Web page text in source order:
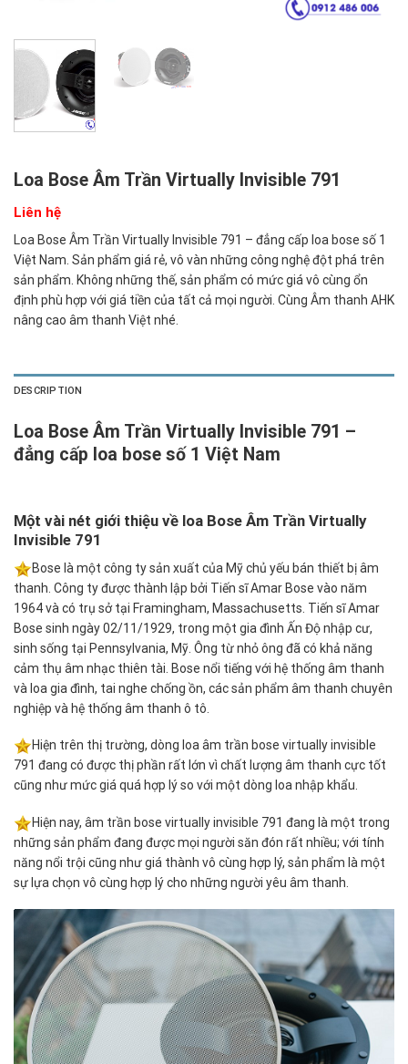
Loa Bose Âm Trần Virtually Invisible 791
Liên hệ
Loa Bose Âm Trần Virtually Invisible 791 – đẳng cấp loa bose số 1
Việt Nam. Sản phẩm giá rẻ, vô vàn những công nghệ đột phá trên
sản phẩm. Không những thế, sản phẩm có mức giá vô cùng ổn
định phù hợp với giá tiền của tất cả mọi người. Cùng Âm thanh AHK
nâng cao âm thanh Việt nhé.
DESCRIPTION
Loa Bose Âm Trần Virtually Invisible 791 –
đẳng cấp loa bose số 1 Việt Nam
Một vài nét giới thiệu về loa Bose Âm Trần Virtually
Invisible 791
Bose là một công ty sản xuất của Mỹ chủ yếu bán thiết bị âm
thanh. Công ty được thành lập bởi Tiến sĩ Amar Bose vào năm
1964 và có trụ sở tại Framingham, Massachusetts. Tiến sĩ Amar
Bose sinh ngày 02/11/1929, trong một gia đình Ấn Độ nhập cư,
sinh sống tại Pennsylvania, Mỹ. Ông từ nhỏ ông đã có khả năng
cảm thụ âm nhạc thiên tài. Bose nổi tiếng với hệ thống âm thanh
và loa gia đình, tai nghe chống ồn, các sản phẩm âm thanh chuyên
nghiệp và hệ thống âm thanh ô tô.
Hiện trên thị trường, dòng loa âm trần bose virtually invisible
791 đang có được thị phần rất lớn vì chất lượng âm thanh cực tốt
cũng như mức giá quá hợp lý so với một dòng loa nhập khẩu.
Hiện nay, âm trần bose virtually invisible 791 đang là một trong
những sản phẩm đang được mọi người săn đón rất nhiều; với tính
năng nổi trội cũng như giá thành vô cùng hợp lý, sản phẩm là một
sự lựa chọn vô cùng hợp lý cho những người yêu âm thanh.